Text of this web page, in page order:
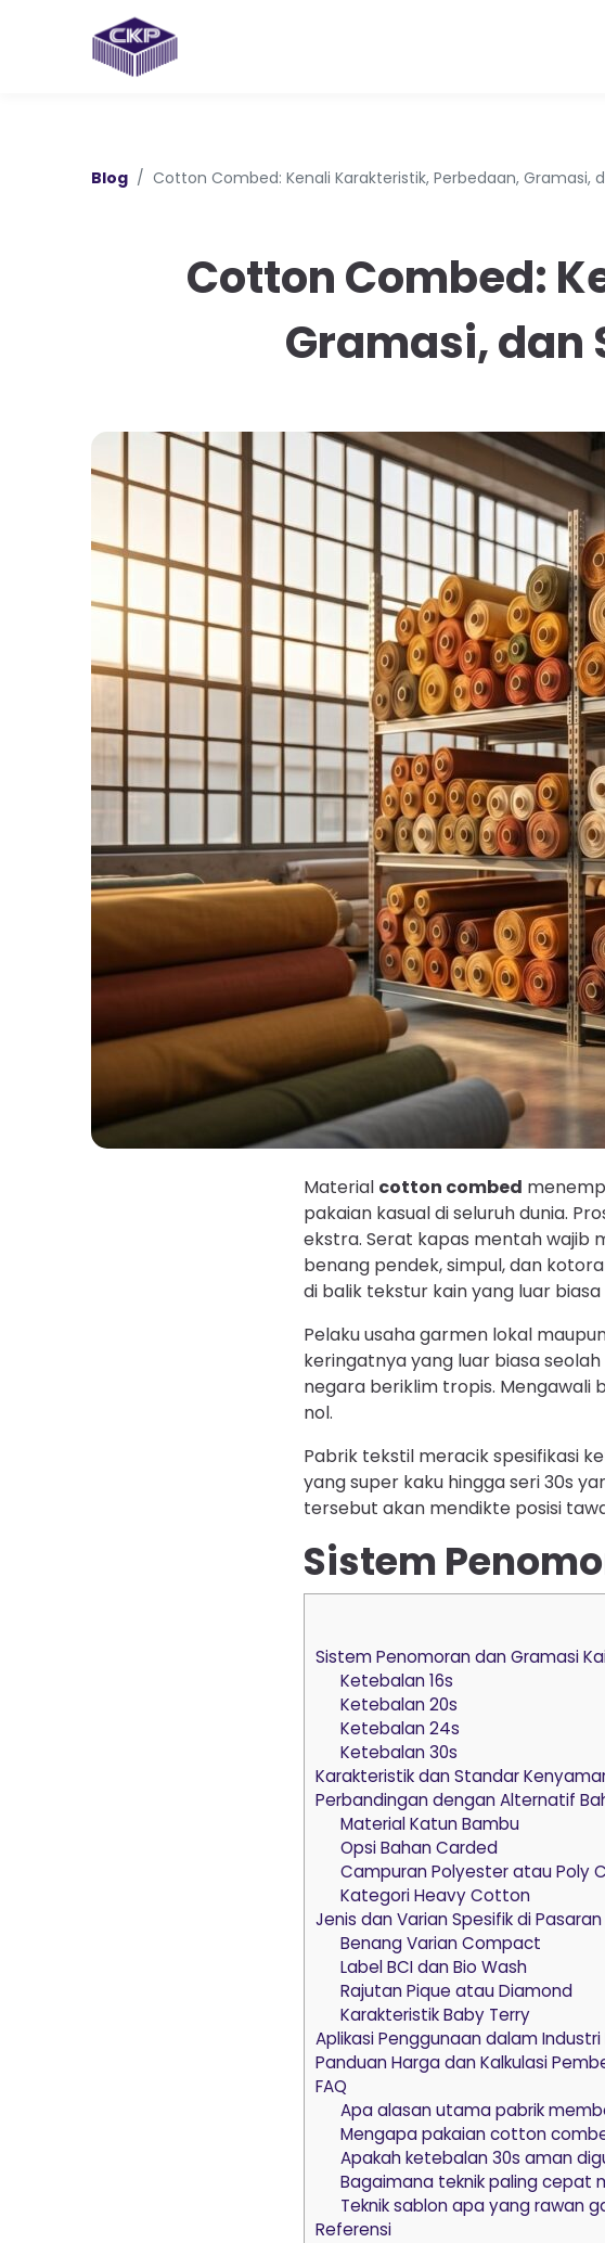
Blog Cotton Combed: Kenali Karakteristik, Perbedaan, Gramasi,
Cotton Combed:
Gramasi, dan
Material cotton combed
pakaian kasual di seluruh dunia.
ekstra. Serat kapas mentah wajib
benang pendek, simpul, dan
di balik tekstur kain yang luar
Pelaku usaha garmen lokal
keringatnya yang luar biasa
negara beriklim tropis. Mengawali
nol.
Pabrik tekstil meracik spesifikasi
yang super kaku hingga seri 30s
tersebut akan mendikte posisi
Sistem
Sistem Penomoran dan Gramasi
Ketebalan 16s
Ketebalan 20s
Ketebalan 24s
Ketebalan 30s
Karakteristik dan Standar
Perbandingan dengan Alternatif
Material Katun Bambu
Opsi Bahan Carded
Campuran Polyester atau Poly
Kategori Heavy Cotton
Jenis dan Varian Spesifik di Pasaran
Benang Varian Compact
Label BCI dan Bio Wash
Rajutan Pique atau Diamond
Karakteristik Baby Terry
Aplikasi Penggunaan dalam Industri
Panduan Harga dan Kalkulasi
FAQ
Apa alasan utama pabrik
Mengapa pakaian cotton
Apakah ketebalan 30s aman
Bagaimana teknik paling cepat
Teknik sablon apa yang rawan
Referensi